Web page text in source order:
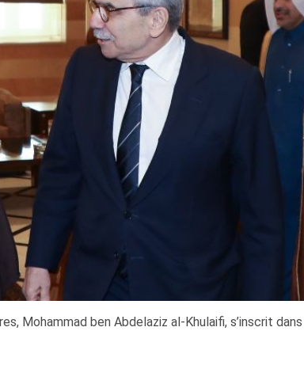
Mohammad ben Abdelaziz al-Khulaifi, s’inscrit dans